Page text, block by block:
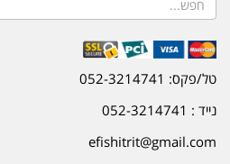
טל/פקס: 052-3214741
נייד : 052-3214741
efishitrit@gmail.com